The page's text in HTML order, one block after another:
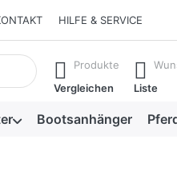
HILFE & SERVICE
erste Ergebnisse.
Produkte
Vergleichen
Liste
Bootsanhänger